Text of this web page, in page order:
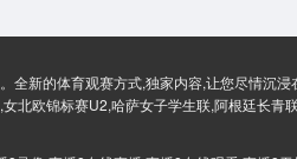
新的体育观赛方式,独家内容,让您尽情沉
北欧锦标赛U2,哈萨女子学生联,阿根廷长青